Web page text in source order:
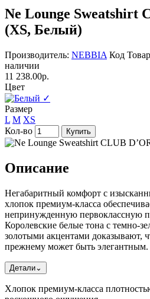
Ne Lounge Sweatshirt
(XS, Белый)
Производитель: NEBBIA Код
наличии
11 238.00р.
Цвет
✓
Размер
L M XS
Кол-во
Купить
Описание
Негабаритный комфорт с
хлопок премиум-класса
непринужденную первоклассную
Королевские белые тона с темно-
золотыми акцентами доказывают,
прежнему может быть элегантным.
Детали⌄
Хлопок премиум-класса